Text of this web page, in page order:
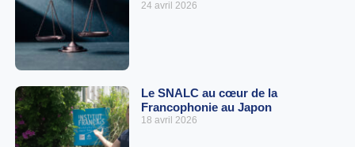
24 avril 2026
Le SNALC au cœur de la
Francophonie au Japon
18 avril 2026